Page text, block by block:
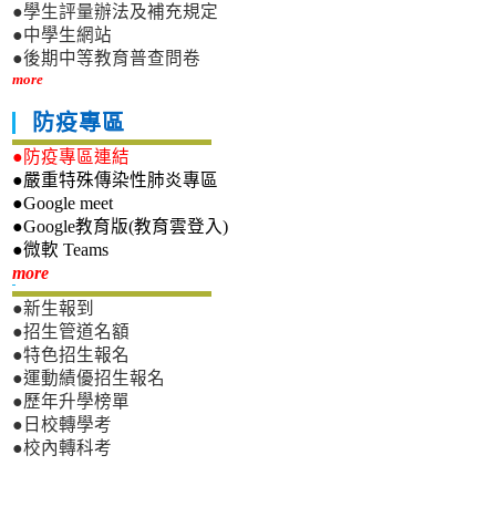
●學生評量辦法及補充規定
●中學生網站
●後期中等教育普查問卷
more
防疫專區
●防疫專區連結
●嚴重特殊傳染性肺炎專區
●Google meet
●Google教育版(教育雲登入)
●微軟 Teams
more新生專區
●新生報到
●招生管道名額
●特色招生報名
●運動績優招生報名
●歷年升學榜單
●日校轉學考
●校內轉科考